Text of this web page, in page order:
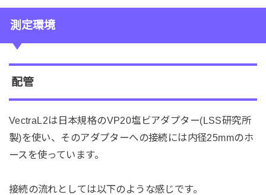
測定環境
配管
VectraL2は日本規格のVP20塩ビアダプター(LSS研究所
製)を使い、そのアダプターへの接続には内径25mmのホ
ースを使っています。
接続の流れとしては以下のような感じです。